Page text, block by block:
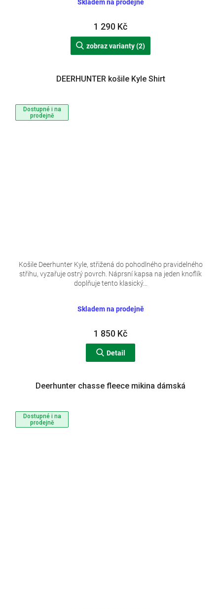
Skladem na prodejně
1 290 Kč
zobraz varianty (2)
Dostupné i na
prodejně
DEERHUNTER košile Kyle Shirt
Skladem na prodejně
1 850 Kč
Detail
Košile Deerhunter Kyle, střižená do pohodlného pravidelného
střihu, vyzařuje ostrý povrch. Náprsní kapsa na jeden knoflík
doplňuje tento klasický...
Dostupné i na
prodejně
Deerhunter chasse fleece mikina dámská